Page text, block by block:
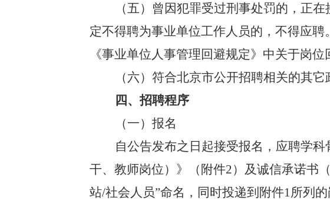
（五）曾因犯罪受过刑事处罚的，正
定不得聘为事业单位工作人员的，不得应
《事业单位人事管理回避规定》中关于岗位
（六）符合北京市公开招聘相关的其它
四、招聘程序
（一）报名
自公告发布之日起接受报名，应聘学
干、教师岗位）》（附件2）及诚信承诺书
站/社会人员”命名，同时投递到附件1所列